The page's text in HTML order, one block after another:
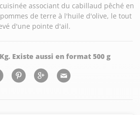
associant du cabillaud pêché en
de terre à l'huile d'olive, le tout
d'une pointe d'ail.
Existe aussi en format 500 g